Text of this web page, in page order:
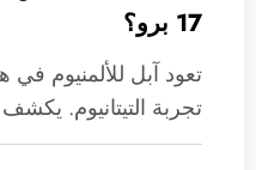
17 برو؟
تجربة التيتانيوم.